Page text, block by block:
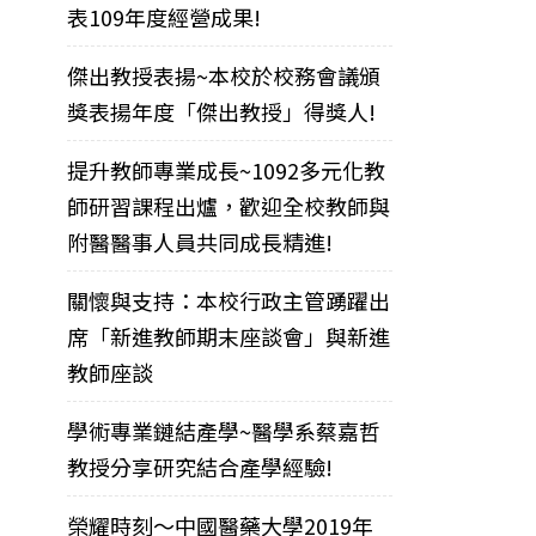
表109年度經營成果!
傑出教授表揚~本校於校務會議頒
獎表揚年度「傑出教授」得獎人!
提升教師專業成長~1092多元化教
師研習課程出爐，歡迎全校教師與
附醫醫事人員共同成長精進!
關懷與支持：本校行政主管踴躍出
席「新進教師期末座談會」與新進
教師座談
學術專業鏈結產學~醫學系蔡嘉哲
教授分享研究結合產學經驗!
榮耀時刻～中國醫藥大學2019年